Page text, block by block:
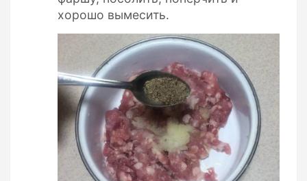
хорошо вымесить.